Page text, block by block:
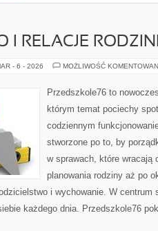
I RELACJE
- 6 - 2026 MOŻLIWOŚĆ
Przedszkole76 to
którym temat pociechy
codziennym
stworzone po to, by
w sprawach, które wracają
planowania rodziny aż po
i wychowanie. W centrum
każdego dnia. Przedszkole76